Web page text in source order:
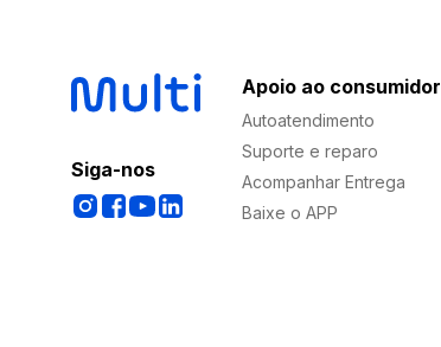
Siga-nos
Apoio ao consumidor
Autoatendimento
Suporte e reparo
Acompanhar Entrega
Baixe o APP